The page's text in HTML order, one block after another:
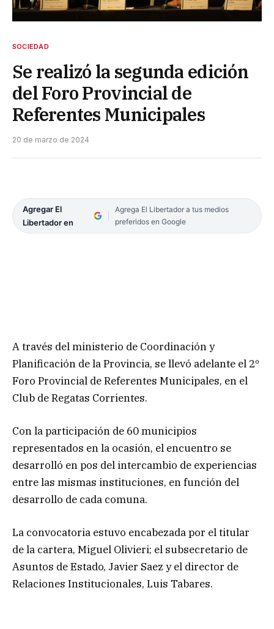
SOCIEDAD
Se realizó la segunda edición
del Foro Provincial de
Referentes Municipales
20 de marzo de 2024
Agregar El
Libertador en
Agrega El Libertador a tus medios
preferidos en Google
A través del ministerio de Coordinación y
Planificación de la Provincia, se llevó adelante el 2º
Foro Provincial de Referentes Municipales, en el
Club de Regatas Corrientes.
Con la participación de 60 municipios
representados en la ocasión, el encuentro se
desarrolló en pos del intercambio de experiencias
entre las mismas instituciones, en función del
desarrollo de cada comuna.
La convocatoria estuvo encabezada por el titular
de la cartera, Miguel Olivieri; el subsecretario de
Asuntos de Estado, Javier Saez y el director de
Relaciones Institucionales, Luis Tabares.